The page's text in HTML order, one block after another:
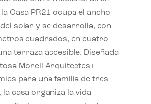
la Casa PR21 ocupa el ancho
solar y se desarrolla, con
cuadrados, en cuatro
terraza accesible. Diseñada
Morell Arquitectes+
para una familia de tres
la casa organiza la vida